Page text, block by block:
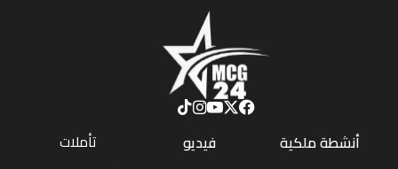
أنشطة ملكية
فيديو
تأملات